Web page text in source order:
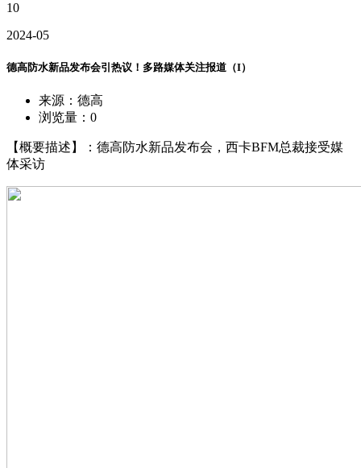
10
2024-05
德高防水新品发布会引热议！多路媒体关注报道（I）
来源：德高
浏览量： 0
【概要描述】：德高防水新品发布会，西卡BFM总裁接受媒
体采访